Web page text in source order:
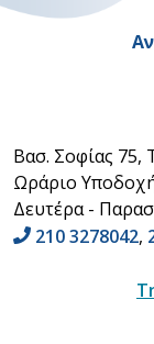
Βασ. Σοφίας 75,
Ωράριο
Δευτέρα -
210 3278042,